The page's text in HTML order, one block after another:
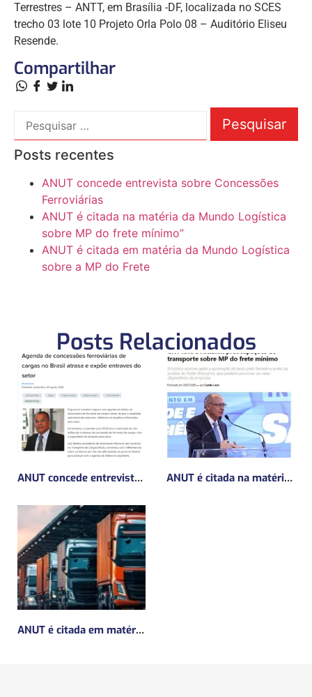
Terrestres – ANTT, em Brasília -DF, localizada no SCES
trecho 03 lote 10 Projeto Orla Polo 08 – Auditório Eliseu
Resende.
Compartilhar
Posts recentes
ANUT concede entrevista sobre Concessões
Ferroviárias
ANUT é citada na matéria da Mundo Logística
sobre MP do frete mínimo”
ANUT é citada em matéria da Mundo Logística
sobre a MP do Frete
Posts Relacionados
ANUT concede entrevista sobre Concessões Ferroviárias ANUT é citada na matéria da Mundo Logística sobre MP do frete mínimo”
ANUT é citada em matéria da Mundo Logística sobre a MP do Frete